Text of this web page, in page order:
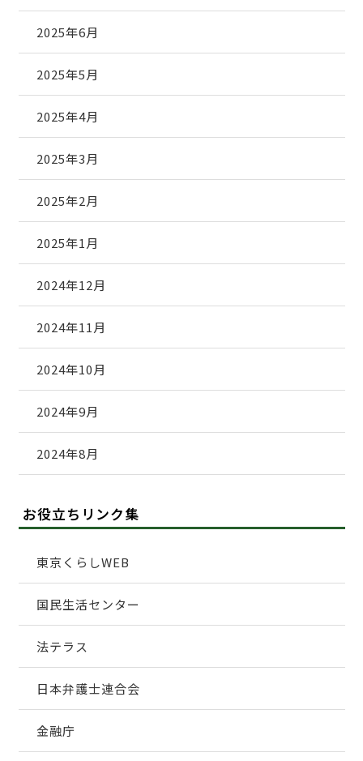
2025年6月
2025年5月
2025年4月
2025年3月
2025年2月
2025年1月
2024年12月
2024年11月
2024年10月
2024年9月
2024年8月
お役立ちリンク集
東京くらしWEB
国民生活センター
法テラス
日本弁護士連合会
金融庁